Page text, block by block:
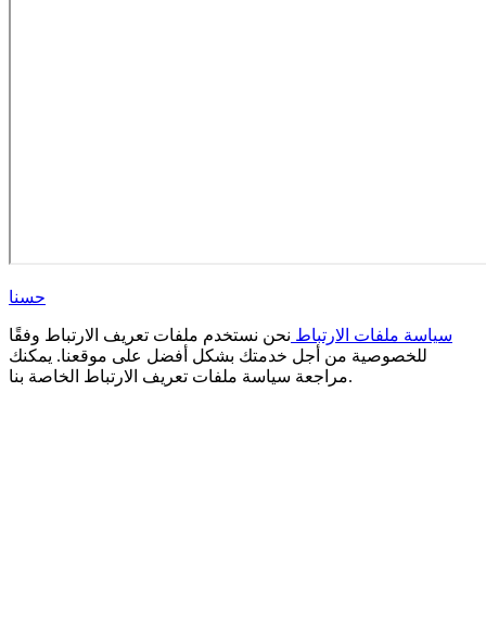
حسنا
سياسة ملفات الارتباط نحن نستخدم ملفات تعريف الارتباط وفقًا
للخصوصية من أجل خدمتك بشكل أفضل على موقعنا. يمكنك
مراجعة سياسة ملفات تعريف الارتباط الخاصة بنا.